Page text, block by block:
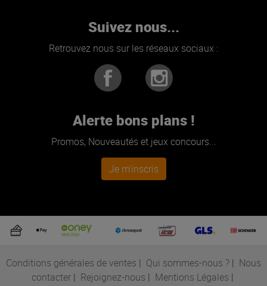
Suivez nous...
Retrouvez nous sur les réseaux sociaux :
Alerte bons plans !
Promos, Nouveautés et jeux concours...
Je m'inscris
Conditions générales de ventes | Qui sommes-nous ? | Nous
contacter| Rejoignez-nous | Mentions Légales |